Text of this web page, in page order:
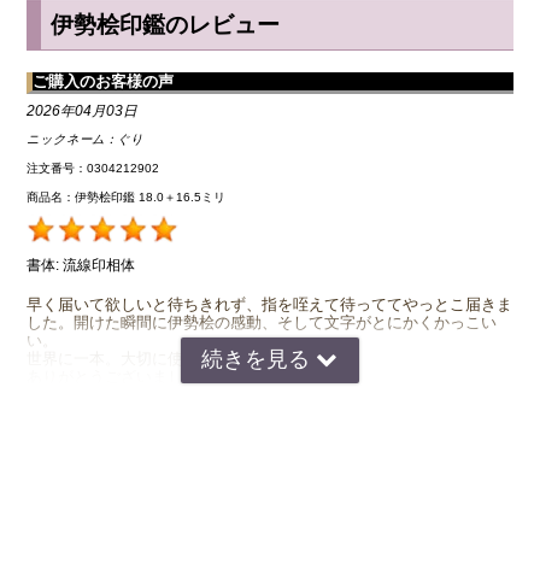
伊勢桧印鑑のレビュー
ご購入のお客様の声
2026年04月03日
ニックネーム： ぐり
注文番号：0304212902
商品名：伊勢桧印鑑 18.0＋16.5ミリ
書体: 流線印相体
早く届いて欲しいと待ちきれず、指を咥えて待っててやっとこ届きま
した。開けた瞬間に伊勢桧の感動、そして文字がとにかくかっこい
い。
世界に一本。大切に使います。